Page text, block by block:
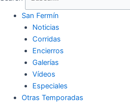
San Fermín
Noticias
Corridas
Encierros
Galerías
Vídeos
Especiales
Otras Temporadas